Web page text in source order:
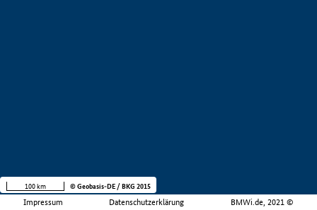
Impressum Datenschutzerklärung BMWi.de, 2021 ©
100 km © Geobasis-DE / BKG 2015